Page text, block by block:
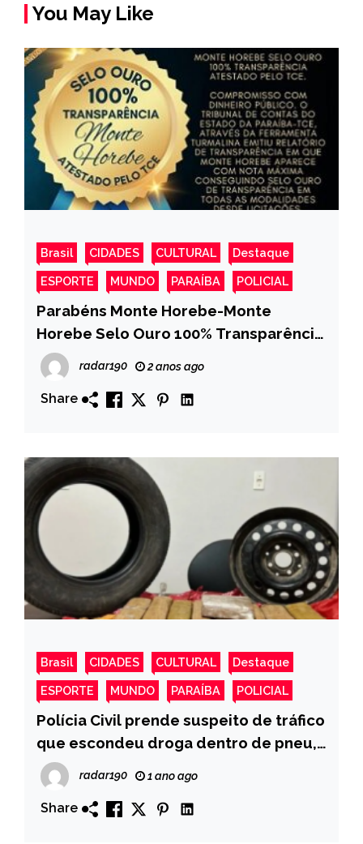
You May Like
Brasil CIDADES CULTURAL Destaque
ESPORTE MUNDO PARAÍBA POLICIAL
Parabéns Monte Horebe-Monte
Horebe Selo Ouro 100% Transparência
atestado pelo TCE
radar190 2 anos ago
Share
Brasil CIDADES CULTURAL Destaque
ESPORTE MUNDO PARAÍBA POLICIAL
Polícia Civil prende suspeito de tráfico
que escondeu droga dentro de pneu,
em Conceição
radar190 1 ano ago
Share